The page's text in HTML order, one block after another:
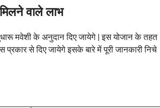
वाले लाभ
मवेशी के अनुदान दिए जायेगे | इस योजान के तहत
से दिए जायेगे इसके बारे में पूरी जानकारी निचे